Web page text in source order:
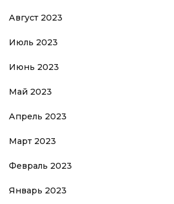
Август 2023
Июль 2023
Июнь 2023
Май 2023
Апрель 2023
Март 2023
Февраль 2023
Январь 2023